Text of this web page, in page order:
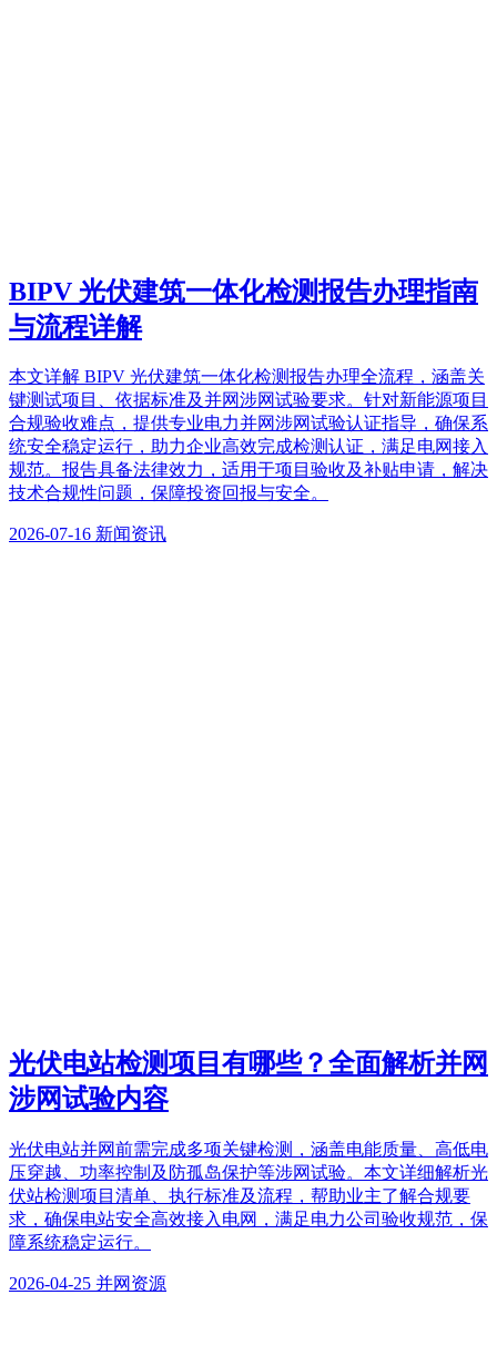
BIPV 光伏建筑一体化检测报告办理指南
与流程详解
本文详解 BIPV 光伏建筑一体化检测报告办理全流程，涵盖关
键测试项目、依据标准及并网涉网试验要求。针对新能源项目
合规验收难点，提供专业电力并网涉网试验认证指导，确保系
统安全稳定运行，助力企业高效完成检测认证，满足电网接入
规范。报告具备法律效力，适用于项目验收及补贴申请，解决
技术合规性问题，保障投资回报与安全。
2026-07-16 新闻资讯
光伏电站检测项目有哪些？全面解析并网
涉网试验内容
光伏电站并网前需完成多项关键检测，涵盖电能质量、高低电
压穿越、功率控制及防孤岛保护等涉网试验。本文详细解析光
伏站检测项目清单、执行标准及流程，帮助业主了解合规要
求，确保电站安全高效接入电网，满足电力公司验收规范，保
障系统稳定运行。
2026-04-25 并网资源